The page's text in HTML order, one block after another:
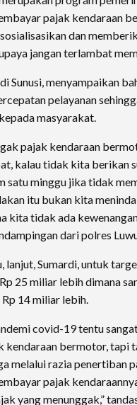
pajak kendaraan
dan
jangan terlambat
Sunusi, menyampaikan
pelayanan
masyarakat.
pajak kendaraan
kalau tidak kita berikan
satu minggu jika tidak
itu bukan kita
kita tidak ada
dari polres
lanjut, Sumardi, untuk
25 miliar lebih dimana
14 miliar lebih.
covid-19 tentu
kendaraan bermotor, tapi
melalui razia penertiban
pajak
yang menunggak,”